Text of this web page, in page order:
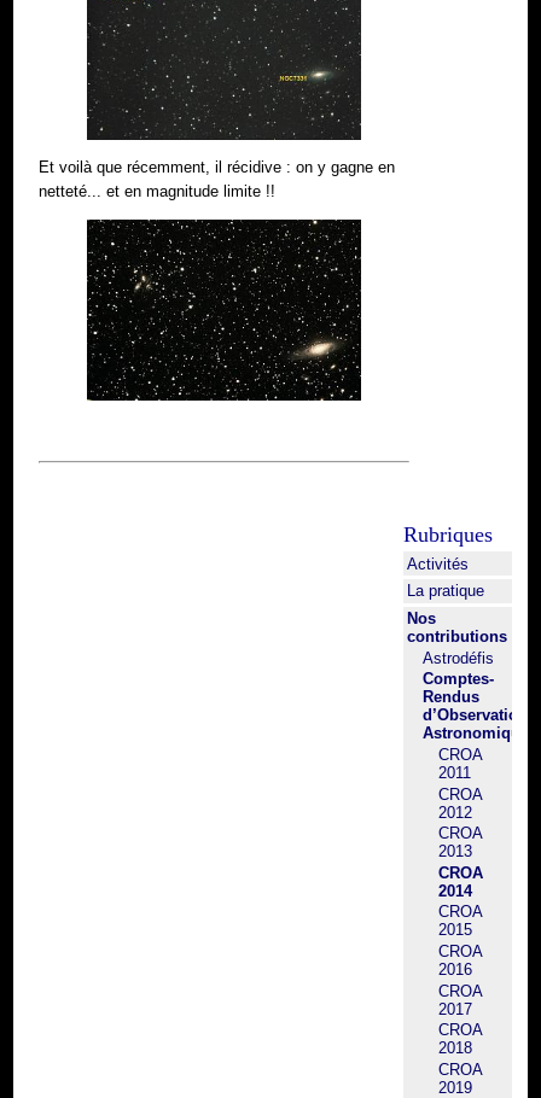
Et voilà que récemment, il récidive : on y gagne en
netteté... et en magnitude limite !!
Rubriques
Activités
La pratique
Nos
contributions
Astrodéfis
Comptes-
Rendus
d’Observation
Astronomique
CROA
2011
CROA
2012
CROA
2013
CROA
2014
CROA
2015
CROA
2016
CROA
2017
CROA
2018
CROA
2019